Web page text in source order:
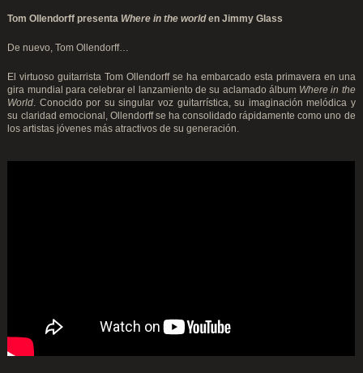
Tom Ollendorff presenta Where in the worlden Jimmy Glass
De nuevo, Tom Ollendorff…
El virtuoso guitarrista Tom Ollendorff se ha embarcado esta primavera en una
gira mundial para celebrar el lanzamiento de su aclamado álbum Where in the
World. Conocido por su singular voz guitarrística, su imaginación melódica y
su claridad emocional, Ollendorff se ha consolidado rápidamente como uno de
los artistas jóvenes más atractivos de su generación.